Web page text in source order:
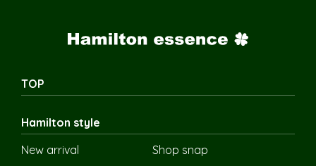
TOP
Hamilton style
New arrival
Shop snap